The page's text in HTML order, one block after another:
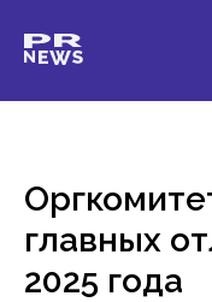
главных
2025 года